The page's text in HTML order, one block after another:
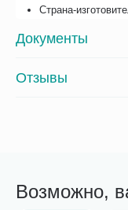
Страна-
Документы
Отзывы
Возможно,